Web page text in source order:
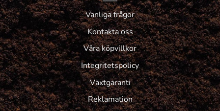
Vanliga frågor
Kontakta oss
Våra köpvillkor
Integritetspolicy
Växtgaranti
Reklamation